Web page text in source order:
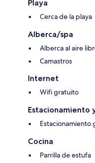
Playa
Cerca de la playa
Alberca/spa
Alberca al aire
Camastros
Internet
Wifi gratuito
Estacionamiento
Estacionamiento
Cocina
Parrilla de estufa